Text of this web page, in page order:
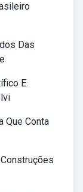
Das
E
Que Conta